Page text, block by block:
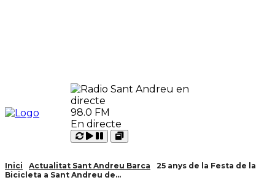
98.0 FM
En directe
Carregant
Reproduir
Pausar
Open
Inici Actualitat Sant Andreu Barca
25 anys de la Festa de la
Bicicleta a Sant Andreu de...